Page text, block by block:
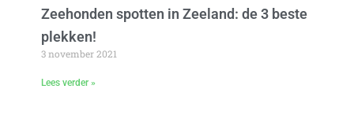
Zeehonden spotten in Zeeland: de 3 beste
plekken!
3 november 2021
Lees verder »